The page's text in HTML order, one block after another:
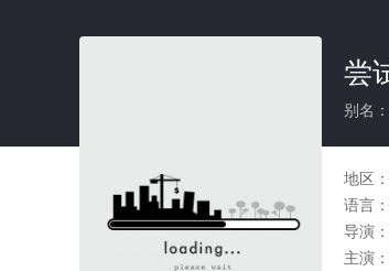
尝
别名
地区：
语言：
导演：
主演：